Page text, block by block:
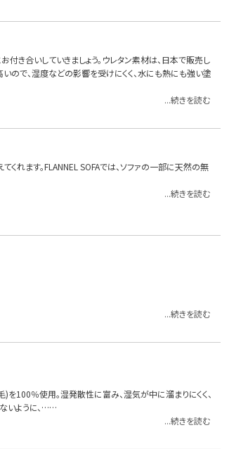
き合いしていきましょう。ウレタン素材は、日本で販売し
ので、湿度などの影響を受けにくく、水にも熱にも強い塗
...続きを読む
くれます。FLANNEL SOFAでは、ソファの一部に天然の無
...続きを読む
...続きを読む
100％使用。湿発散性に富み、湿気が中に溜まりにくく、
いように、……
...続きを読む